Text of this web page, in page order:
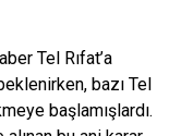
Tel Rıfat’a
bazı Tel
başlamışlardı.